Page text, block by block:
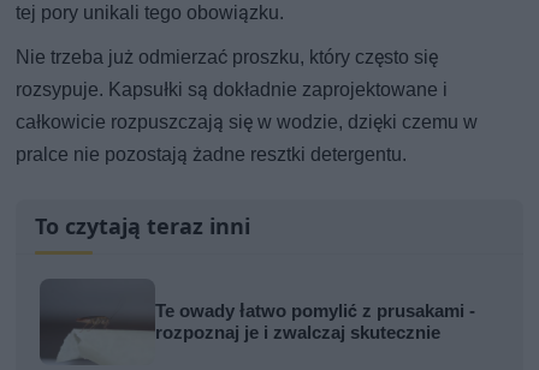
tej pory unikali tego obowiązku.
Nie trzeba już odmierzać proszku, który często się
rozsypuje. Kapsułki są dokładnie zaprojektowane i
całkowicie rozpuszczają się w wodzie, dzięki czemu w
pralce nie pozostają żadne resztki detergentu.
To czytają teraz inni
Te owady łatwo pomylić z prusakami -
rozpoznaj je i zwalczaj skutecznie